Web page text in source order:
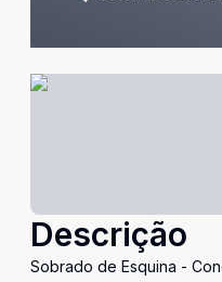
Descrição
Sobrado de Esquina -